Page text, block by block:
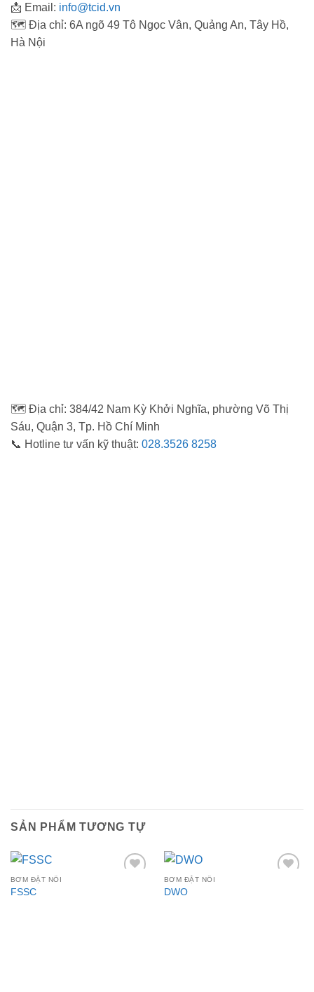
📩 Email: info@tcid.vn
🗺️ Địa chỉ: 6A ngõ 49 Tô Ngọc Vân, Quảng An, Tây Hồ,
Hà Nội
🗺️ Địa chỉ: 384/42 Nam Kỳ Khởi Nghĩa, phường Võ Thị
Sáu, Quận 3, Tp. Hồ Chí Minh
📞 Hotline tư vấn kỹ thuật: 028.3526 8258
SẢN PHẨM TƯƠNG TỰ
BƠM ĐẶT NỔI
FSSC
BƠM ĐẶT NỔI
DWO